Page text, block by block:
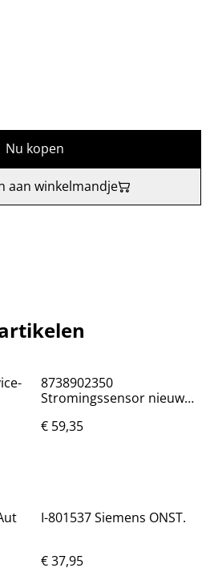
Nu kopen
aan winkelmandje
8738902350
Stromingssensor nieuw
€ 59,35
I-801537 Siemens ONST.
€ 37,95